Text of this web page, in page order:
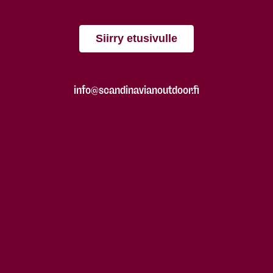
Siirry etusivulle
info@scandinavianoutdoor.fi